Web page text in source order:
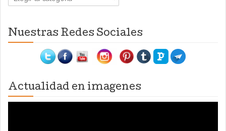
Nuestras Redes Sociales
Actualidad en imagenes